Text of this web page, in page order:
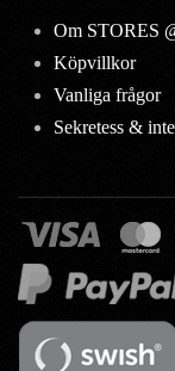
Om STORES
Köpvillkor
Vanliga frågor
Sekretess &